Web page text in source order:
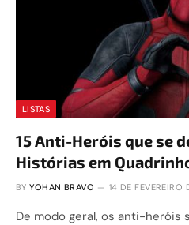
LISTAS
15 Anti-Heróis que se
Histórias em
BY YOHAN BRAVO 14 DE FEVEREIRO
De modo geral, os anti-heróis